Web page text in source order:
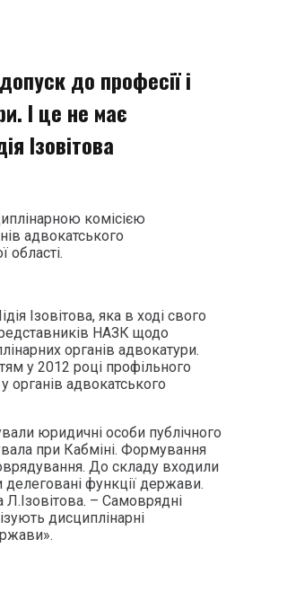
до професії і
І це не має
Ізовітова
комісією
адвокатського
області.
Ізовітова, яка в ході свого
НАЗК щодо
органів адвокатури.
у 2012 році профільного
органів адвокатського
юридичні особи публічного
при Кабміні. Формування
До складу входили
функції держави.
– Самоврядні
дисциплінарні